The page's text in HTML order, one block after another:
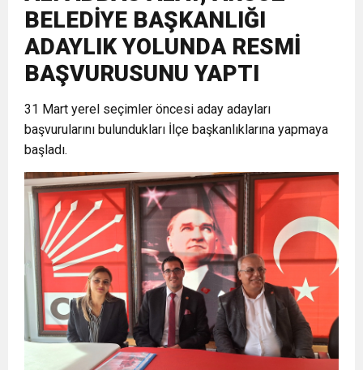
ve Onur Nişanesidir
CUMHURİYET BAYRAMI MESAJI
17:36 KURUMLAR VERGİSİ ERTELENDİ
1:00 İTSO İŞ-KUR SGK TOPLANTI
DUYURUSU
21:40 CEYLANDERE’DE BAŞKAN EMRAH
KARAÇAY’A SEVGİ SELİ
18:22 BAŞKAN SAMİ ÜSTÜN’DEN
GÖNÜLLERE DOKUNAN ZİYARET
BELEDİYE BAŞKANLIĞI
ADAYLIK YOLUNDA RESMİ
BAŞVURUSUNU YAPTI
31 Mart yerel seçimler öncesi aday adayları
başvurularını bulundukları İlçe başkanlıklarına yapmaya
başladı.